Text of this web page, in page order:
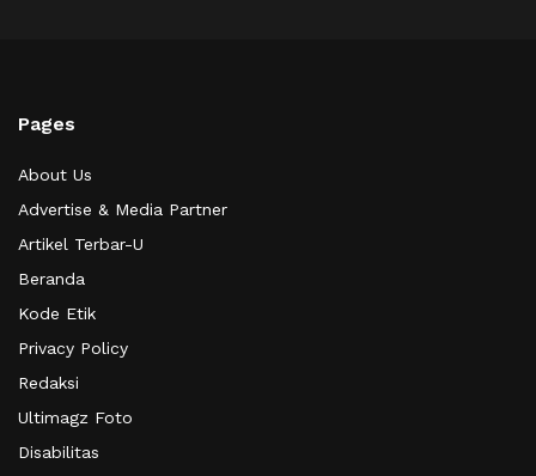
Pages
About Us
Advertise & Media Partner
Artikel Terbar-U
Beranda
Kode Etik
Privacy Policy
Redaksi
Ultimagz Foto
Disabilitas